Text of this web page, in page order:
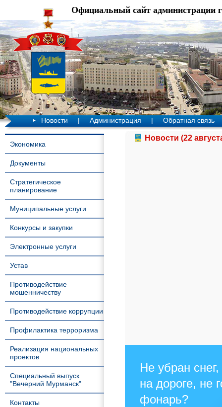
Официальный сайт администрации
Новости | Администрация | Обратная связь
Экономика
Документы
Стратегическое
планирование
Муниципальные услуги
Конкурсы и закупки
Электронные услуги
Устав
Противодействие
мошенничеству
Противодействие коррупции
Профилактика терроризма
Реализация национальных
проектов
Специальный выпуск
"Вечерний Мурманск"
Контакты
Новости (22
Не убран
на дороге, не
фонарь?